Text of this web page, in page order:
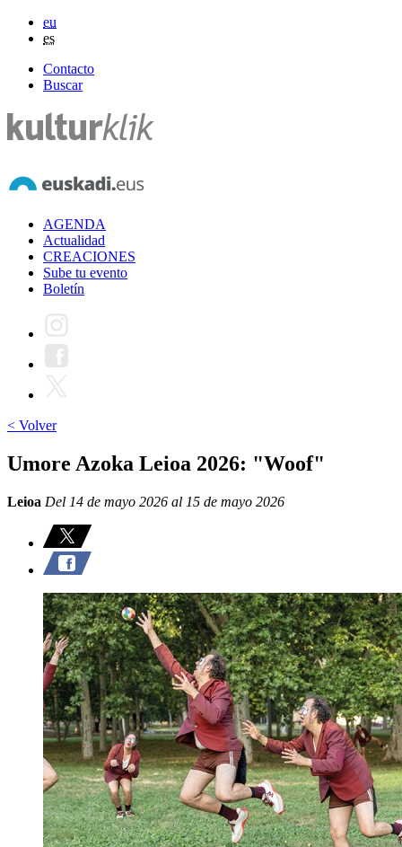
eu
es
Contacto
Buscar
AGENDA
Actualidad
CREACIONES
Sube tu evento
Boletín
< Volver
Umore Azoka Leioa 2026: "Woof"
Leioa Del 14 de mayo 2026 al 15 de mayo 2026